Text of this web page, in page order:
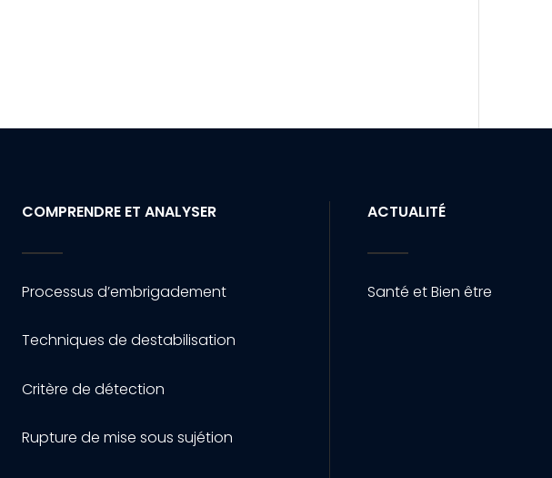
COMPRENDRE ET ANALYSER
Processus d’embrigadement
Techniques de destabilisation
Critère de détection
Rupture de mise sous sujétion
ACTUALITÉ
Santé et Bien être